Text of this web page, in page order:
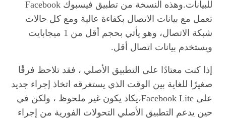
للبيانات.وهذه النسخة من تطبيق فيسبوك Facebook
تعمل مع بيانات الاتصال بكفاءة عالية ومع كل حالات
شبكة الاتصال، وهو يأتي بحجم أقل من 1 ميجابايت
ويستخدم بيانات اتصال أقل.
إذا كنت معتادًا على التطبيق الأصلي ، فقد تلاحظ فرقًا
صغيرًا للغاية بين الوقت الذي يستغرقه اتخاذ إجراء جديد
على Facebook Lite،يكاد يكون غير ملحوظ ، ولكن في
حين يدعم التطبيق الأصلي التحولات الفورية من إجراء